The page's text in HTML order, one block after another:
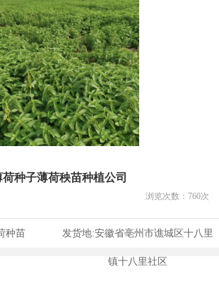
种子薄荷秧苗种植公司
浏览次数： 760次
种苗 发货地:安徽省亳州市谯城区十八里
镇十八里社区